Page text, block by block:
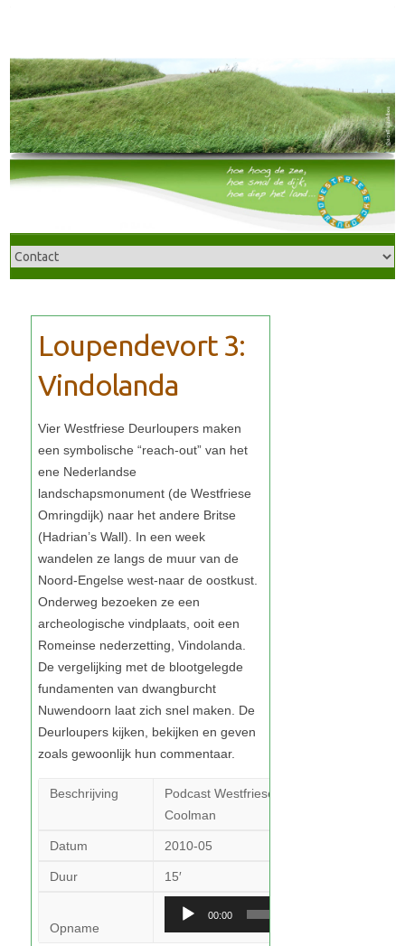
Beschrijving
Podcast Westfriese Verkenningen.
Coolman
Datum 2010-05
Duur 15′
Opname
Audiospeler
00:00